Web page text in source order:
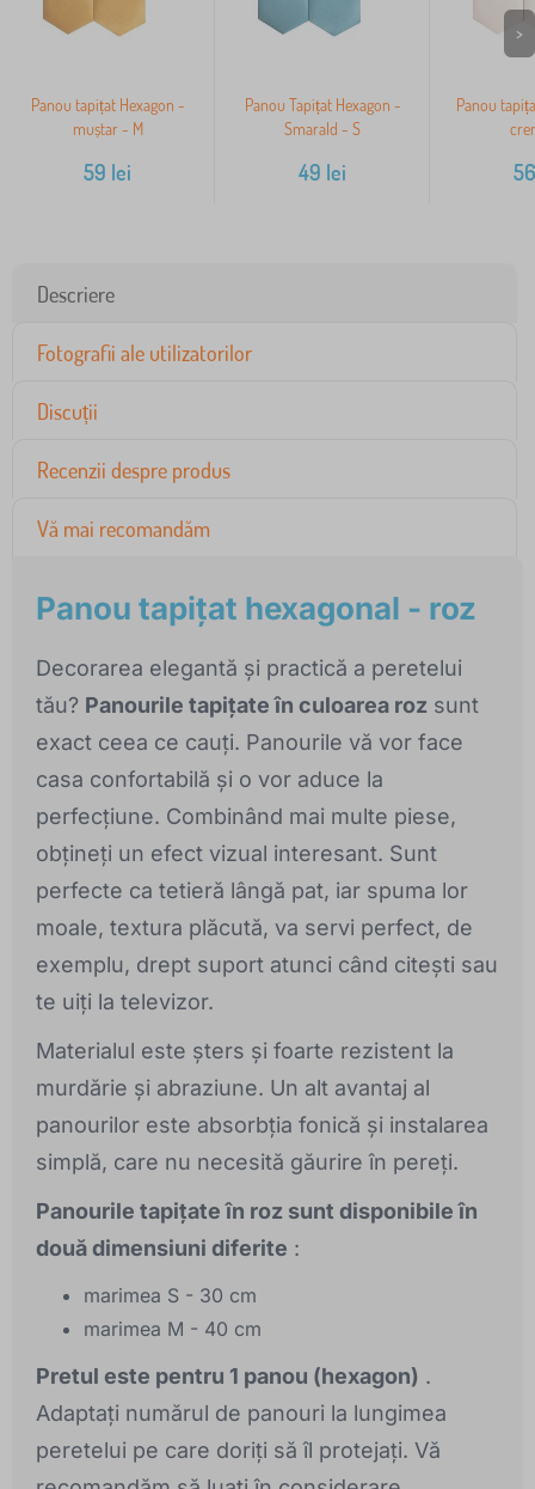
Panou tapițat Hexagon -
muștar - M
59 lei
Panou Tapițat Hexagon -
Smarald - S
49 lei
Panou
56
>
Descriere
Fotografii ale utilizatorilor
Discuții
Recenzii despre produs
Vă mai recomandăm
Panou tapițat hexagonal - roz
Decorarea elegantă și practică a peretelui
tău? Panourile tapițate în culoarea roz sunt
exact ceea ce cauți. Panourile vă vor face
casa confortabilă și o vor aduce la
perfecțiune. Combinând mai multe piese,
obțineți un efect vizual interesant. Sunt
perfecte ca tetieră lângă pat, iar spuma lor
moale, textura plăcută, va servi perfect, de
exemplu, drept suport atunci când citești sau
te uiți la televizor.
Materialul este șters și foarte rezistent la
murdărie și abraziune. Un alt avantaj al
panourilor este absorbția fonică și instalarea
simplă, care nu necesită găurire în pereți.
Panourile tapițate în roz sunt disponibile în
două dimensiuni diferite :
marimea S - 30 cm
marimea M - 40 cm
Pretul este pentru 1 panou (hexagon) .
Adaptați numărul de panouri la lungimea
peretelui pe care doriți să îl protejați. Vă